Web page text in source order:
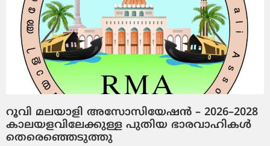
റൂവി മലയാളി അസോസിയേഷൻ – 2026–2028
കാലയളവിലേക്കുള്ള പുതിയ ഭാരവാഹികൾ
തെരെഞ്ഞെടുത്തു